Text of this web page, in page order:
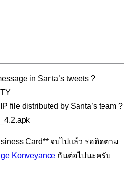
in Santa’s tweets ?
file distributed by Santa’s team ?
Card** จบไปแล้ว รอติดตาม
Konveyance กันต่อไปนะครับ